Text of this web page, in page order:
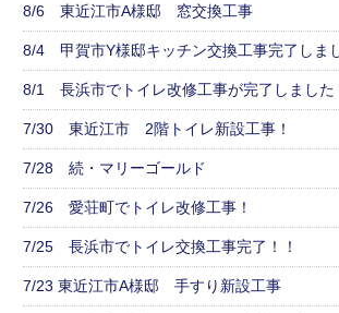
8/6 東近江市A様邸 窓交換工事
8/4 甲賀市Y様邸キッチン交換工事完了しま
8/1 長浜市でトイレ改修工事が完了しました
7/30 東近江市 2階トイレ新設工事！
7/28 続・マリーゴールド
7/26 愛荘町でトイレ改修工事！
7/25 長浜市でトイレ交換工事完了！！
7/23 東近江市A様邸 手すり新設工事